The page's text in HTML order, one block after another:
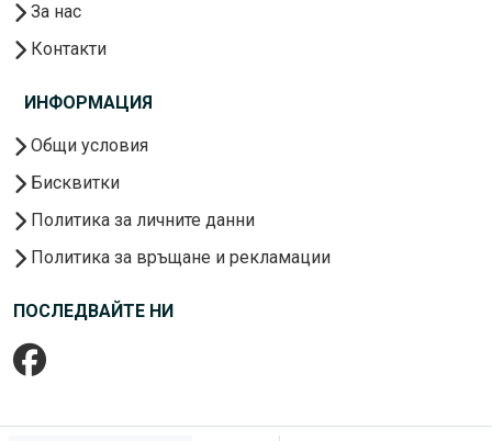
За нас
Контакти
ИНФОРМАЦИЯ
Общи условия
Бисквитки
Политика за личните данни
Политика за връщане и рекламации
ПОСЛЕДВАЙТЕ НИ